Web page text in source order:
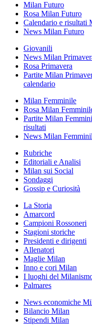
Milan Futuro
Rosa Milan Futuro
Calendario e risultati
News Milan Futuro
Giovanili
News Milan
Rosa Primavera
Partite Milan
calendario
Milan Femminile
Rosa Milan
Partite Milan
risultati
News Milan
Rubriche
Editoriali e Analisi
Milan sui Social
Sondaggi
Gossip e Curiosità
La Storia
Amarcord
Campioni Rossoneri
Stagioni storiche
Presidenti e dirigenti
Allenatori
Maglie Milan
Inno e cori Milan
I luoghi del
Palmares
News economiche
Bilancio Milan
Stipendi Milan